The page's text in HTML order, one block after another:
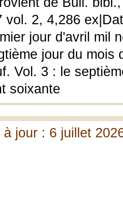
vol. 2, 4,286
jour d'avril mil
jour du mois
Vol. 3 : le
soixante
à jour : 6 juillet